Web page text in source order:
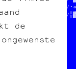
HELP                //·╝
//╬▓
de